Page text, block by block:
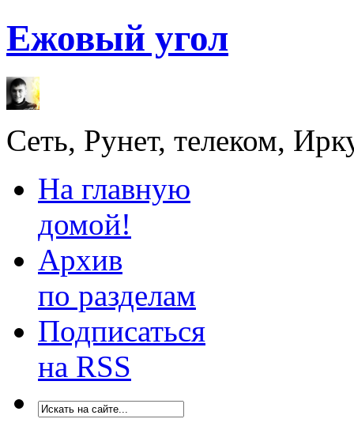
Ежовый угол
Сеть, Рунет, телеком,
На главную
домой!
Архив
по разделам
Подписаться
на RSS